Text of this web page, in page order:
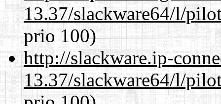
13.37/slackware64/l/
prio 100)
http://slackware.ip-
13.37/slackware64/l/